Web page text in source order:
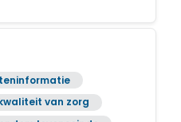
van zorg